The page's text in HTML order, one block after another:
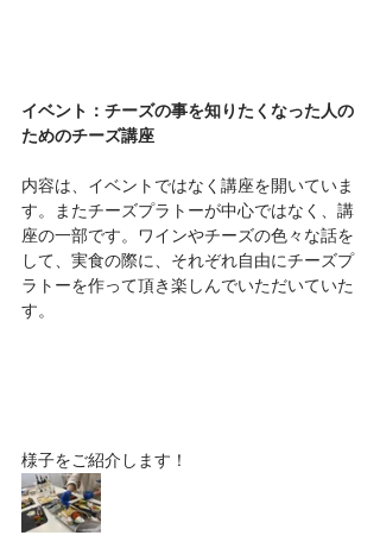
イベント：チーズの事を知りたくなった人の
ためのチーズ講座
内容は、イベントではなく講座を開いていま
す。またチーズプラトーが中心ではなく、講
座の一部です。ワインやチーズの色々な話を
して、実食の際に、それぞれ自由にチーズプ
ラトーを作って頂き楽しんでいただいていた
す。
様子をご紹介します！